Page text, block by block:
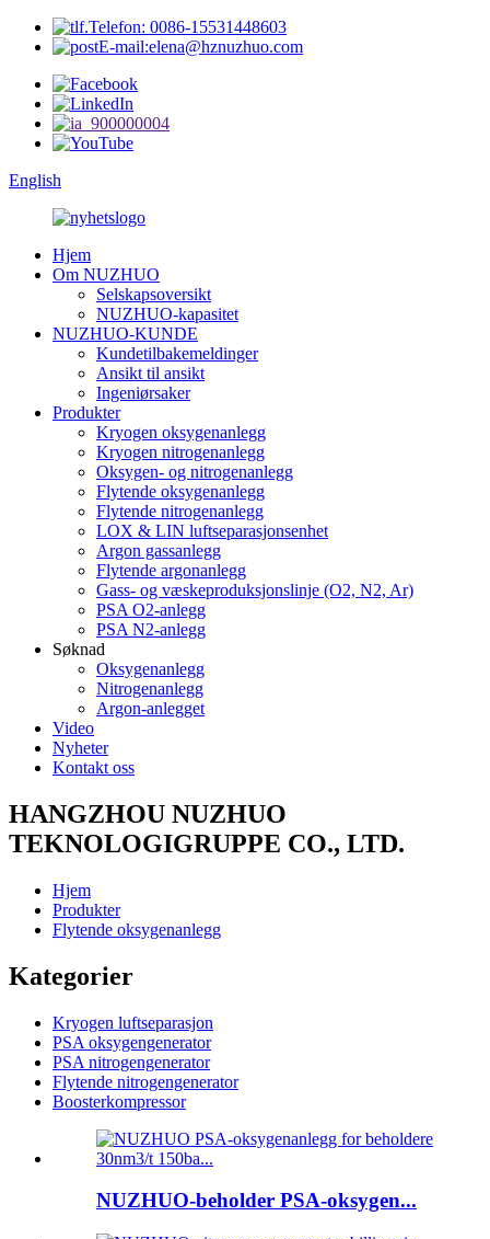
Telefon: 0086-15531448603
E-mail:elena@hznuzhuo.com
English
Hjem
Om NUZHUO
Selskapsoversikt
NUZHUO-kapasitet
NUZHUO-KUNDE
Kundetilbakemeldinger
Ansikt til ansikt
Ingeniørsaker
Produkter
Kryogen oksygenanlegg
Kryogen nitrogenanlegg
Oksygen- og nitrogenanlegg
Flytende oksygenanlegg
Flytende nitrogenanlegg
LOX & LIN luftseparasjonsenhet
Argon gassanlegg
Flytende argonanlegg
Gass- og væskeproduksjonslinje (O2, N2, Ar)
PSA O2-anlegg
PSA N2-anlegg
Søknad
Oksygenanlegg
Nitrogenanlegg
Argon-anlegget
Video
Nyheter
Kontakt oss
HANGZHOU NUZHUO
TEKNOLOGIGRUPPE CO., LTD.
Hjem
Produkter
Flytende oksygenanlegg
Kategorier
Kryogen luftseparasjon
PSA oksygengenerator
PSA nitrogengenerator
Flytende nitrogengenerator
Boosterkompressor
NUZHUO-beholder PSA-oksygen...